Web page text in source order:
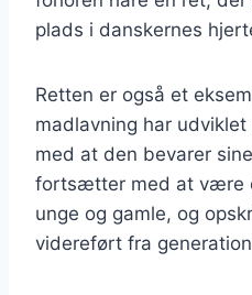
plads i danskernes
Retten er også et
madlavning har
med at den bevarer
fortsætter med at være
unge og gamle, og
videreført fra